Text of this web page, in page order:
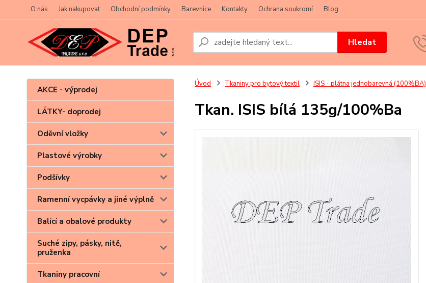
O nás Jak nakupovat Obchodní podmínky Barevnice Kontakty Ochrana soukromí Blog
Hledat
AKCE - výprodej
LÁTKY- doprodej
Oděvní vložky
Plastové výrobky
Podšívky
Ramenní vycpávky a jiné výplně
Balící a obalové produkty
Suché zipy, pásky, nitě,
pruženka
Tkaniny pracovní
Úvod Tkaniny pro bytový textil ISIS - plátna jednobarevná (100%BA)
Tkan. ISIS bílá 135g/100%Ba